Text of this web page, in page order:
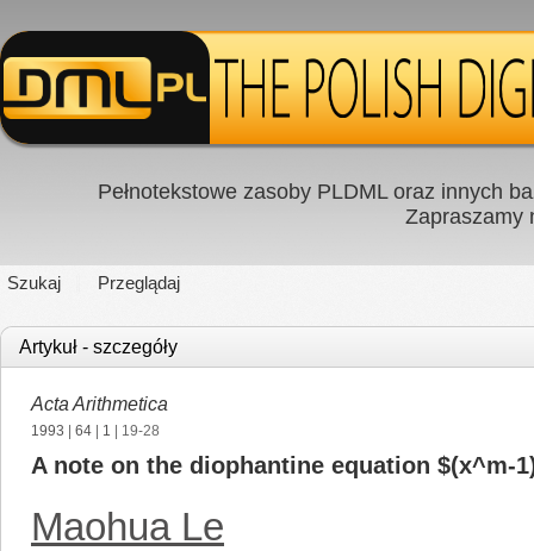
Pełnotekstowe zasoby PLDML oraz innych
Zapraszamy
Szukaj Przeglądaj
Artykuł - szczegóły
Acta Arithmetica
1993 64 1 | 19-28
A note on the diophantine equation $(x^m-
Maohua Le